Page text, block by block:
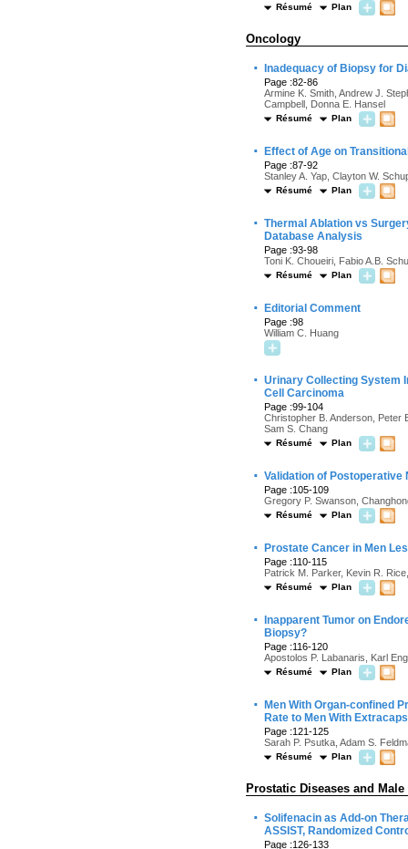
Résumé Plan
Oncology
· Inadequacy of Biopsy for
Page :82-86
Armine K. Smith, Andrew J.
Campbell, Donna E. Hansel
Résumé Plan
· Effect of Age on
Page :87-92
Stanley A. Yap, Clayton W.
Résumé Plan
· Thermal Ablation vs
Database Analysis
Page :93-98
Toni K. Choueiri, Fabio A.B.
Résumé Plan
· Editorial Comment
Page :98
William C. Huang
· Urinary Collecting System
Cell Carcinoma
Page :99-104
Christopher B. Anderson, Peter
Sam S. Chang
Résumé Plan
· Validation of Postoperative
Page :105-109
Gregory P. Swanson,
Résumé Plan
· Prostate Cancer in Men
Page :110-115
Patrick M. Parker, Kevin R.
Résumé Plan
·
Inapparent Tumor on
Biopsy?
Page :116-120
Apostolos P. Labanaris, Karl
Résumé Plan
·
Men With Organ-confined
Rate to Men With
Page :121-125
Sarah P. Psutka, Adam S.
Résumé Plan
Prostatic Diseases and
· Solifenacin as Add-on
ASSIST, Randomized
Page :126-133